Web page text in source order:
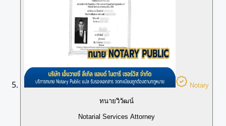
Notary
ทนายวิวัฒน์
Notarial Services Attorney